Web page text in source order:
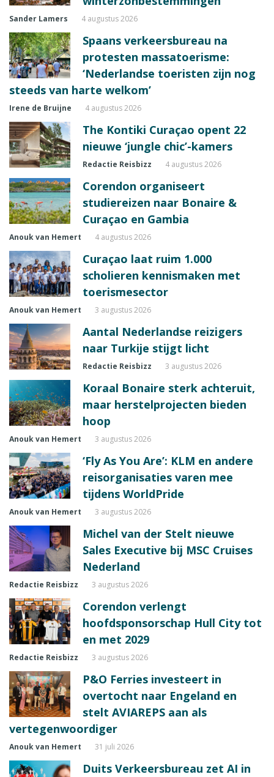
Sander Lamers 4 augustus 2026
Spaans verkeersbureau na
protesten massatoerisme:
‘Nederlandse toeristen zijn nog
steeds van harte welkom’
Irene de Bruijne 4 augustus 2026
The Kontiki Curaçao opent 22
nieuwe ‘jungle chic’-kamers
Redactie Reisbizz 4 augustus 2026
Corendon organiseert
studiereizen naar Bonaire &
Curaçao en Gambia
Anouk van Hemert 4 augustus 2026
Curaçao laat ruim 1.000
scholieren kennismaken met
toerismesector
Anouk van Hemert 3 augustus 2026
Aantal Nederlandse reizigers
naar Turkije stijgt licht
Redactie Reisbizz 3 augustus 2026
Koraal Bonaire sterk achteruit,
maar herstelprojecten bieden
hoop
Anouk van Hemert 3 augustus 2026
‘Fly As You Are’: KLM en andere
reisorganisaties varen mee
tijdens WorldPride
Anouk van Hemert 3 augustus 2026
Michel van der Stelt nieuwe
Sales Executive bij MSC Cruises
Nederland
Redactie Reisbizz 3 augustus 2026
Corendon verlengt
hoofdsponsorschap Hull City tot
en met 2029
Redactie Reisbizz 3 augustus 2026
P&O Ferries investeert in
overtocht naar Engeland en
stelt AVIAREPS aan als
vertegenwoordiger
Anouk van Hemert 31 juli 2026
Duits Verkeersbureau zet AI in